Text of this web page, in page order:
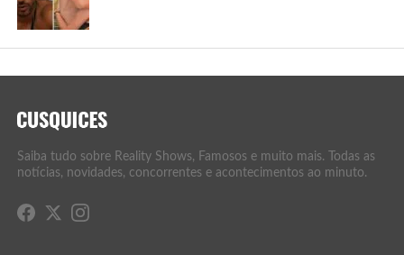
Saiba tudo sobre Reality Shows, Famosos e muito mais. Todas as
notícias, novidades, concorrentes e acontecimentos ao minuto.